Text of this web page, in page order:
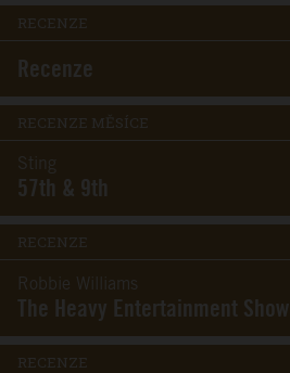
RECENZE
Recenze
RECENZE MĚSÍCE
Sting
57th & 9th
RECENZE
Robbie Williams
The Heavy Entertainment Show
RECENZE